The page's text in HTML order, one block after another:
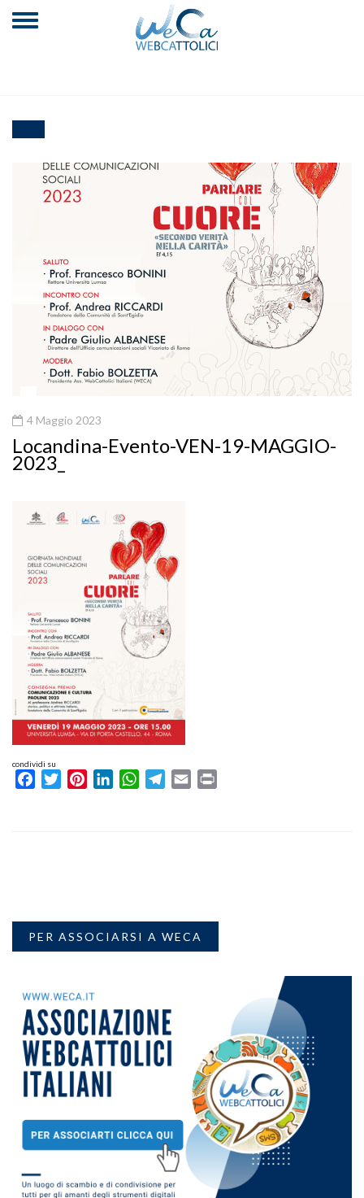
4 Maggio 2023
Locandina-Evento-VEN-19-MAGGIO-
2023_
condividi su
FacebookTwitterPinterestLinkedInWhatsAppTelegram
Email
PER ASSOCIARSI A WECA